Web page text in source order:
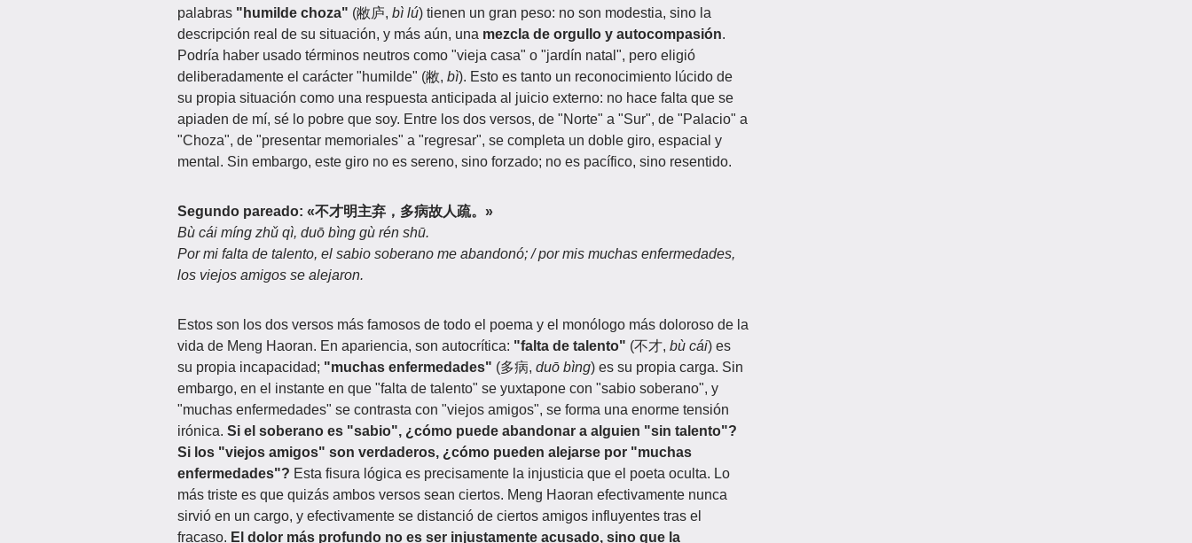
palabras "humilde choza" (敝庐, bì lú) tienen un gran peso: no son modestia, sino la
descripción real de su situación, y más aún, una mezcla de orgullo y autocompasión.
Podría haber usado términos neutros como "vieja casa" o "jardín natal", pero eligió
deliberadamente el carácter "humilde" (敝, bì). Esto es tanto un reconocimiento lúcido de
su propia situación como una respuesta anticipada al juicio externo: no hace falta que se
apiaden de mí, sé lo pobre que soy. Entre los dos versos, de "Norte" a "Sur", de "Palacio" a
"Choza", de "presentar memoriales" a "regresar", se completa un doble giro, espacial y
mental. Sin embargo, este giro no es sereno, sino forzado; no es pacífico, sino resentido.
Segundo pareado: «不才明主弃，多病故人疏。»
Bù cái míng zhǔ qì, duō bìng gù rén shū.
Por mi falta de talento, el sabio soberano me abandonó; / por mis muchas enfermedades,
los viejos amigos se alejaron.
Estos son los dos versos más famosos de todo el poema y el monólogo más doloroso de la
vida de Meng Haoran. En apariencia, son autocrítica: "falta de talento" (不才, bù cái) es
su propia incapacidad; "muchas enfermedades" (多病, duō bìng) es su propia carga. Sin
embargo, en el instante en que "falta de talento" se yuxtapone con "sabio soberano", y
"muchas enfermedades" se contrasta con "viejos amigos", se forma una enorme tensión
irónica. Si el soberano es "sabio", ¿cómo puede abandonar a alguien "sin talento"?
Si los "viejos amigos" son verdaderos, ¿cómo pueden alejarse por "muchas
enfermedades"? Esta fisura lógica es precisamente la injusticia que el poeta oculta. Lo
más triste es que quizás ambos versos sean ciertos. Meng Haoran efectivamente nunca
sirvió en un cargo, y efectivamente se distanció de ciertos amigos influyentes tras el
fracaso. El dolor más profundo no es ser injustamente acusado, sino que la